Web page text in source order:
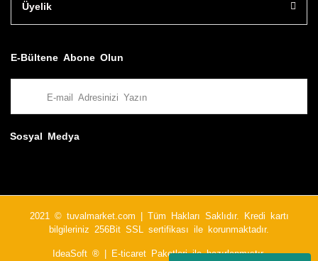
Üyelik
E-Bültene Abone Olun
Sosyal Medya
2021 © tuvalmarket.com | Tüm Hakları Saklıdır. Kredi kartı
bilgileriniz 256Bit SSL sertifikası ile korunmaktadır.
IdeaSoft ® | E-ticaret Paketleri ile hazırlanmıştır.